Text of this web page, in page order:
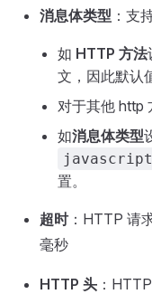
消息体类型 ：支
如 HTTP 方法
文，因此默认
对于其他 http
如消息体类型
javascript
置。
超时：HTTP 请
毫秒
HTTP 头 ：